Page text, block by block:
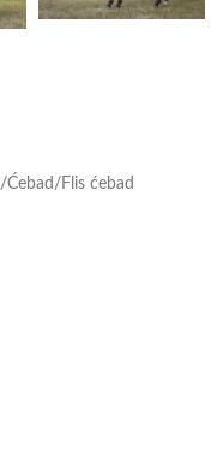
/Ćebad / Flis ćebad